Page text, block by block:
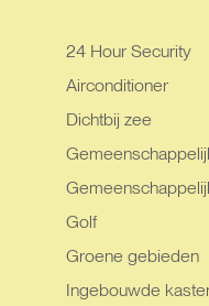
24 Hour Security
Airconditioner
Dichtbij zee
Golf
Groene gebieden
Ingebouwde